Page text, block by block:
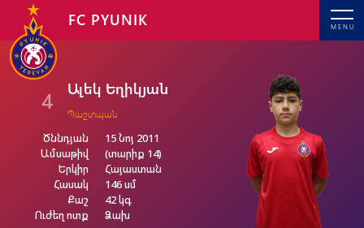
MENU
FC PYUNIK
4 Ալեկ Եղիկյան
Պաշտպան
Ծննդյան
Ամսաթիվ
Երկիր
Հասակ
Քաշ
Ուժեղ ոտք
15 Նոյ 2011
(տարիք 14)
Հայաստան
146 սմ
42 կգ
Ձախ